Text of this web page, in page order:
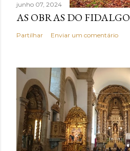
junho 07, 2024
AS OBRAS DO FIDALGO
Partilhar Enviar um comentário